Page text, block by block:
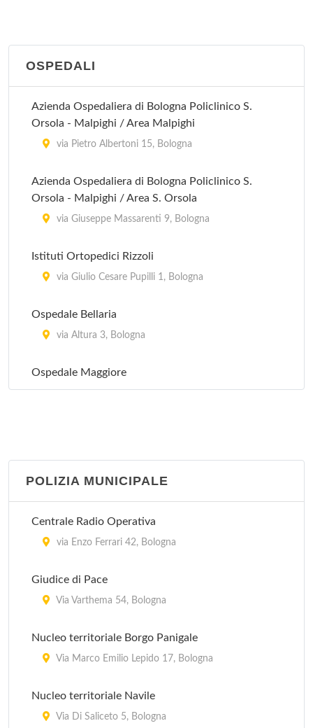
OSPEDALI
Azienda Ospedaliera di Bologna Policlinico S.
Orsola - Malpighi / Area Malpighi
via Pietro Albertoni 15, Bologna
Azienda Ospedaliera di Bologna Policlinico S.
Orsola - Malpighi / Area S. Orsola
via Giuseppe Massarenti 9, Bologna
Istituti Ortopedici Rizzoli
via Giulio Cesare Pupilli 1, Bologna
Ospedale Bellaria
via Altura 3, Bologna
Ospedale Maggiore
POLIZIA MUNICIPALE
Centrale Radio Operativa
via Enzo Ferrari 42, Bologna
Giudice di Pace
Via Varthema 54, Bologna
Nucleo territoriale Borgo Panigale
Via Marco Emilio Lepido 17, Bologna
Nucleo territoriale Navile
Via Di Saliceto 5, Bologna